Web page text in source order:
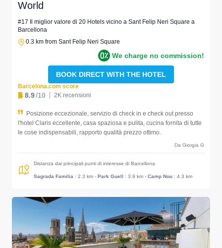
World
#17 Il miglior valore di 20 Hotels vicino a Sant Felip Neri Square a
Barcellona
0.3 km from Sant Felip Neri Square
We charge no commission!
BOOK DIRECT WITH THE HOTEL
Barcelona.com score
8.9/10 2K recensioni
Posizione eccezionale, servizio di check in e check out presso
l'hotel Claris eccellente, casa spaziosa e pulita, cucina fornita di tutte
le cose indispensabili, rapporto qualità prezzo ottimo.
Da Giorgia G
Distanza dai principali punti di interesse di Barcellona
Sagrada Familia : 2.3 km - Park Guell : 3.9 km - Camp Nou : 4.3 km